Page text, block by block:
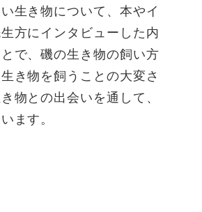
生き物について、本やイ
方にインタビューした内
で、磯の生き物の飼い方
き物を飼うことの大変さ
物との出会いを通して、
ます。